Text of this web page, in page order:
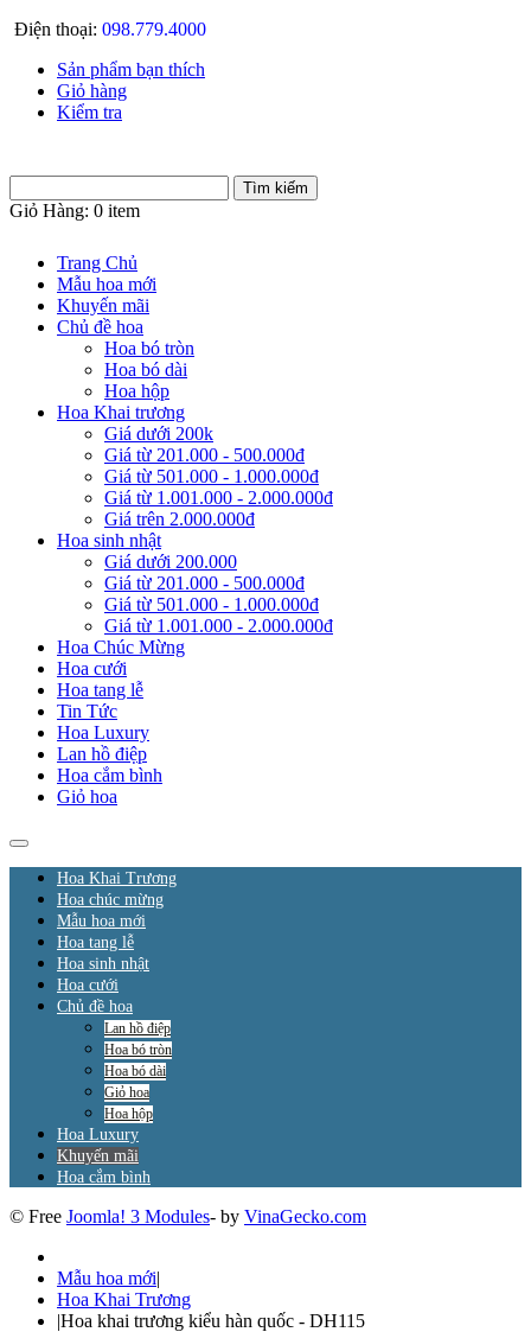
Điện thoại: 098.779.4000
Sản phẩm bạn thích
Giỏ hàng
Kiểm tra
Giỏ Hàng: 0 item
Trang Chủ
Mẫu hoa mới
Khuyến mãi
Chủ đề hoa
Hoa bó tròn
Hoa bó dài
Hoa hộp
Hoa Khai trương
Giá dưới 200k
Giá từ 201.000 - 500.000đ
Giá từ 501.000 - 1.000.000đ
Giá từ 1.001.000 - 2.000.000đ
Giá trên 2.000.000đ
Hoa sinh nhật
Giá dưới 200.000
Giá từ 201.000 - 500.000đ
Giá từ 501.000 - 1.000.000đ
Giá từ 1.001.000 - 2.000.000đ
Hoa Chúc Mừng
Hoa cưới
Hoa tang lễ
Tin Tức
Hoa Luxury
Lan hồ điệp
Hoa cắm bình
Giỏ hoa
Hoa Khai Trương
Hoa chúc mừng
Mẫu hoa mới
Hoa tang lễ
Hoa sinh nhật
Hoa cưới
Chủ đề hoa
Lan hồ điệp
Hoa bó tròn
Hoa bó dài
Giỏ hoa
Hoa hộp
Hoa Luxury
Khuyến mãi
Hoa cắm bình
© Free Joomla! 3 Modules- by VinaGecko.com
Mẫu hoa mới|
Hoa Khai Trương
|Hoa khai trương kiểu hàn quốc - DH115